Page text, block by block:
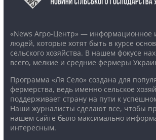
«News Агро-Центр» — информационное
людей, которые хотят быть в курсе
сельского хозяйства. В нашем фокусе
всего, мелкие и средние фермеры
Программа «Ля Село» создана для
фермерства, ведь именно сельское
поддерживает страну на пути к
Наши журналисты сделают все, чтобы
нашем сайте было максимально
интересным.